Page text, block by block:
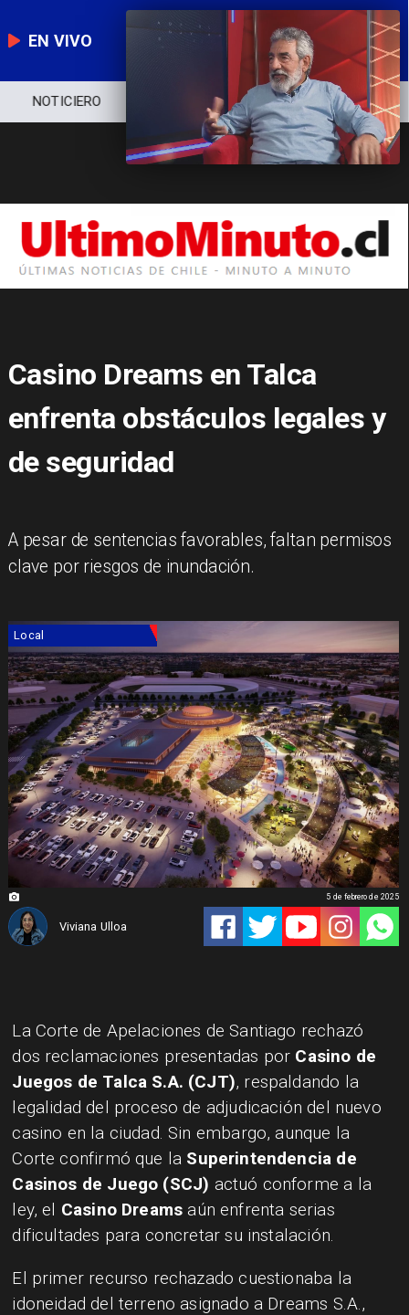
EN VIVO
NOTICIERO POLÍTICA ECONOMÍA
Casino Dreams en Talca
enfrenta obstáculos legales y
de seguridad
A pesar de sentencias favorables, faltan permisos
clave por riesgos de inundación.
Local
Viviana Ulloa
5 de febrero de 2025
La Corte de Apelaciones de Santiago rechazó
dos reclamaciones presentadas por Casino de
Juegos de Talca S.A. (CJT), respaldando la
legalidad del proceso de adjudicación del nuevo
casino en la ciudad. Sin embargo, aunque la
Corte confirmó que la Superintendencia de
Casinos de Juego (SCJ) actuó conforme a la
ley, el Casino Dreams aún enfrenta serias
dificultades para concretar su instalación.
El primer recurso rechazado cuestionaba la
idoneidad del terreno asignado a Dreams S.A.,